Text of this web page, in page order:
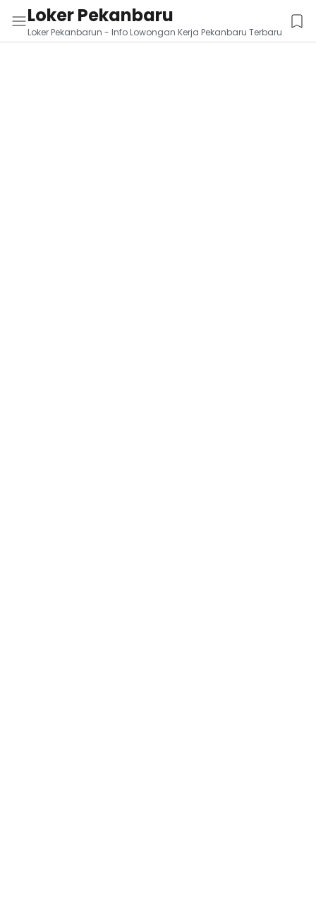
Loker Pekanbaru
Loker Pekanbarun - Info Lowongan Kerja Pekanbaru Terbaru